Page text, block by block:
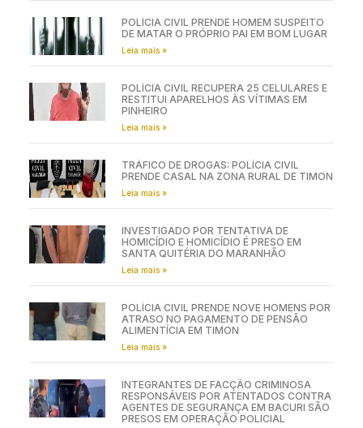
POLÍCIA CIVIL PRENDE HOMEM SUSPEITO
DE MATAR O PRÓPRIO PAI EM BOM LUGAR
Leia mais »
POLÍCIA CIVIL RECUPERA 25 CELULARES E
RESTITUI APARELHOS ÀS VÍTIMAS EM
PINHEIRO
Leia mais »
TRÁFICO DE DROGAS: POLÍCIA CIVIL
PRENDE CASAL NA ZONA RURAL DE TIMON
Leia mais »
INVESTIGADO POR TENTATIVA DE
HOMICÍDIO E HOMICÍDIO É PRESO EM
SANTA QUITÉRIA DO MARANHÃO
Leia mais »
POLÍCIA CIVIL PRENDE NOVE HOMENS POR
ATRASO NO PAGAMENTO DE PENSÃO
ALIMENTÍCIA EM TIMON
Leia mais »
INTEGRANTES DE FACÇÃO CRIMINOSA
RESPONSÁVEIS POR ATENTADOS CONTRA
AGENTES DE SEGURANÇA EM BACURI SÃO
PRESOS EM OPERAÇÃO POLICIAL